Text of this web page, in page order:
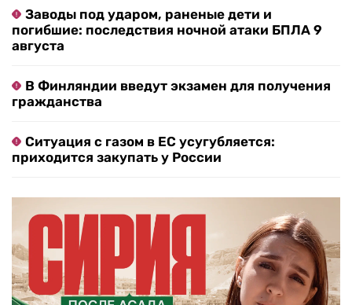
Заводы под ударом, раненые дети и
погибшие: последствия ночной атаки БПЛА 9
августа
В Финляндии введут экзамен для получения
гражданства
Ситуация с газом в ЕС усугубляется:
приходится закупать у России